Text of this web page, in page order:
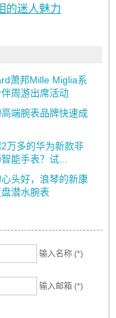
的迷人魅力
萧邦Mille Miglia系
周游出席活动
端腕表品牌快速成
万多的华为新款非
能手表？试...
头好，浪琴的新康
潜水腕表
输入名称 (*)
输入邮箱 (*)